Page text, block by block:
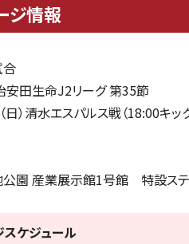
ジ情報
安田生命J2リーグ 第35節
）清水エスパルス戦（18:00キッ
公園 産業展示館1号館 特設ス
ケジュール